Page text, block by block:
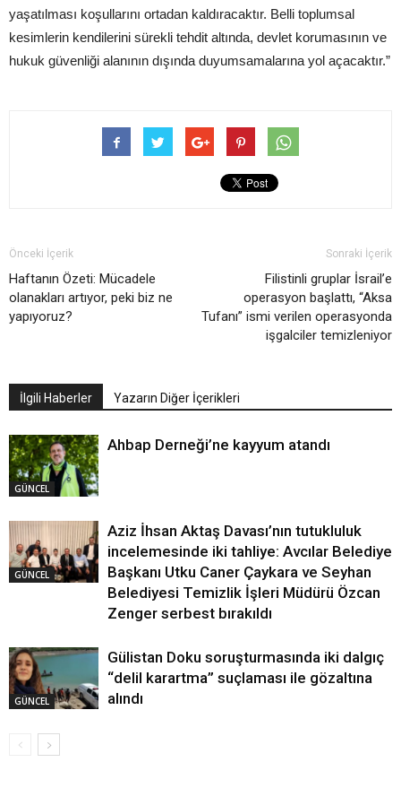
yaşatılması koşullarını ortadan kaldıracaktır. Belli toplumsal
kesimlerin kendilerini sürekli tehdit altında, devlet korumasının ve
hukuk güvenliği alanının dışında duyumsamalarına yol açacaktır.”
Önceki İçerik
Haftanın Özeti: Mücadele
olanakları artıyor, peki biz ne
yapıyoruz?
Sonraki İçerik
Filistinli gruplar İsrail’e
operasyon başlattı, “Aksa
Tufanı” ismi verilen operasyonda
işgalciler temizleniyor
İlgili Haberler Yazarın Diğer İçerikleri
GÜNCEL
Ahbap Derneği’ne kayyum atandı
GÜNCEL
Aziz İhsan Aktaş Davası’nın tutukluluk
incelemesinde iki tahliye: Avcılar Belediye
Başkanı Utku Caner Çaykara ve Seyhan
Belediyesi Temizlik İşleri Müdürü Özcan
Zenger serbest bırakıldı
GÜNCEL
Gülistan Doku soruşturmasında iki dalgıç
“delil karartma” suçlaması ile gözaltına
alındı